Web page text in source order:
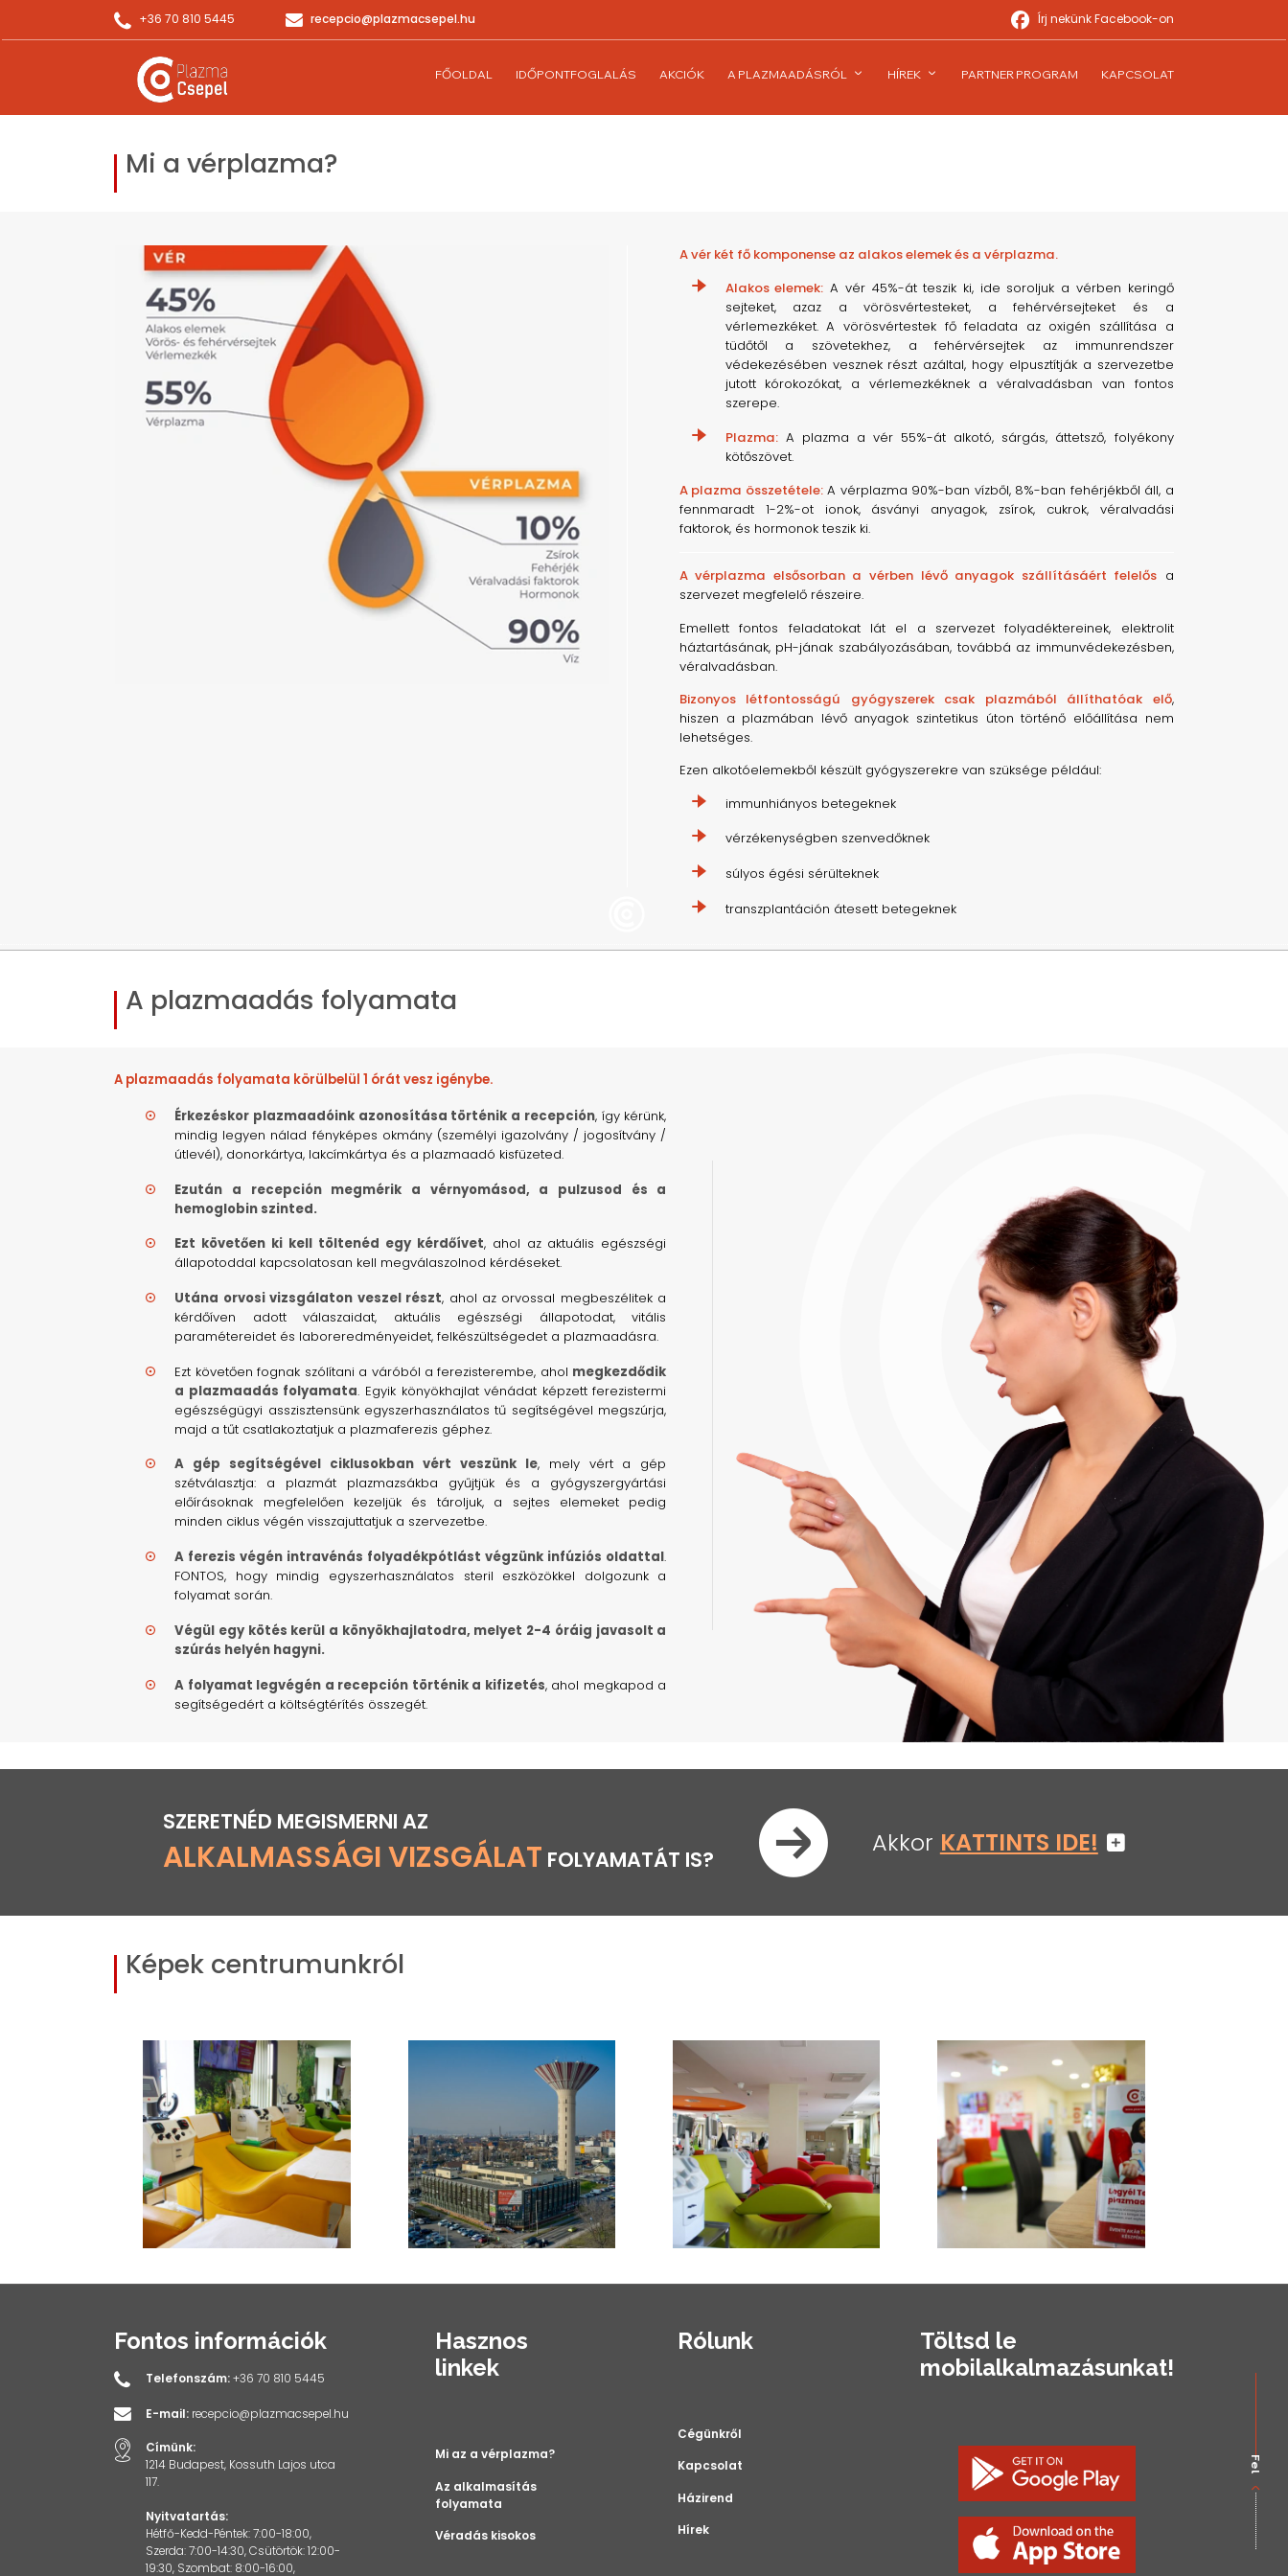
+36 70 810 5445 recepcio@plazmacsepel.hu Írj nekünk Facebook-on
FŐOLDAL IDŐPONTFOGLALÁS AKCIÓK A PLAZMAADÁSRÓL HÍREK PARTNER PROGRAM KAPCSOLAT
Mi a vérplazma?
A vér két fő komponense az alakos elemek és a vérplazma.
Alakos elemek: A vér 45%-át teszik ki, ide soroljuk a vérben keringő
sejteket, azaz a vörösvértesteket, a fehérvérsejteket és a
vérlemezkéket. A vörösvértestek fő feladata az oxigén szállítása a
tüdőtől a szövetekhez, a fehérvérsejtek az immunrendszer
védekezésében vesznek részt azáltal, hogy elpusztítják a szervezetbe
jutott kórokozókat, a vérlemezkéknek a véralvadásban van fontos
szerepe.
Plazma:A plazma a vér 55%-át alkotó, sárgás, áttetsző, folyékony
kötőszövet.
A plazma összetétele:A vérplazma 90%-ban vízből, 8%-ban fehérjékből áll, a
fennmaradt 1-2%-ot ionok, ásványi anyagok, zsírok, cukrok, véralvadási
faktorok, és hormonok teszik ki.
A vérplazma elsősorban a vérben lévő anyagok szállításáért felelős a
szervezet megfelelő részeire.
Emellett fontos feladatokat lát el a szervezet folyadéktereinek, elektrolit
háztartásának, pH-jának szabályozásában, továbbá az immunvédekezésben,
véralvadásban.
Bizonyos létfontosságú gyógyszerek csak plazmából állíthatóak elő,
hiszen a plazmában lévő anyagok szintetikus úton történő előállítása nem
lehetséges.
Ezen alkotóelemekből készült gyógyszerekre van szüksége például:
immunhiányos betegeknek
vérzékenységben szenvedőknek
súlyos égési sérülteknek
transzplantáción átesett betegeknek
A plazmaadás folyamata
A plazmaadás folyamata körülbelül 1 órát vesz igénybe.
Érkezéskor plazmaadóink azonosítása történik a recepción, így kérünk,
mindig legyen nálad fényképes okmány (személyi igazolvány / jogosítvány /
útlevél), donorkártya, lakcímkártya és a plazmaadó kisfüzeted.
Ezután a recepción megmérik a vérnyomásod, a pulzusod és a
hemoglobin szinted.
Ezt követően ki kell töltenéd egy kérdőívet, ahol az aktuális egészségi
állapotoddal kapcsolatosan kell megválaszolnod kérdéseket.
Utána orvosi vizsgálaton veszel részt, ahol az orvossal megbeszélitek a
kérdőíven adott válaszaidat, aktuális egészségi állapotodat, vitális
paramétereidet és laboreredményeidet, felkészültségedet a plazmaadásra.
Ezt követően fognak szólítani a váróból a ferezisterembe, ahol megkezdődik
a plazmaadás folyamata. Egyik könyökhajlat vénádat képzett ferezistermi
egészségügyi asszisztensünk egyszerhasználatos tű segítségével megszúrja,
majd a tűt csatlakoztatjuk a plazmaferezis géphez.
A gép segítségével ciklusokban vért veszünk le, mely vért a gép
szétválasztja: a plazmát plazmazsákba gyűjtjük és a gyógyszergyártási
előírásoknak megfelelően kezeljük és tároljuk, a sejtes elemeket pedig
minden ciklus végén visszajuttatjuk a szervezetbe.
A ferezis végén intravénás folyadékpótlást végzünk infúziós oldattal.
FONTOS, hogy mindig egyszerhasználatos steril eszközökkel dolgozunk a
folyamat során.
Végül egy kötés kerül a könyökhajlatodra, melyet 2-4 óráig javasolt a
szúrás helyén hagyni.
A folyamat legvégén a recepción történik a kifizetés, ahol megkapod a
segítségedért a költségtérítés összegét.
SZERETNÉD MEGISMERNI AZ
ALKALMASSÁGI VIZSGÁLAT FOLYAMATÁT IS?
Akkor KATTINTS IDE!
Képek centrumunkról
Fontos információk
Telefonszám:+36 70 810 5445
E-mail: recepcio@plazmacsepel.hu
Címünk:
1214 Budapest, Kossuth Lajos utca
117.
Nyitvatartás:
Hétfő-Kedd-Péntek: 7:00-18:00,
Szerda: 7:00-14:30, Csütörtök: 12:00-
19:30, Szombat: 8:00-16:00,
Hasznos
linkek
Mi az a vérplazma?
Az alkalmasítás
folyamata
Véradás kisokos
Rólunk
Cégünkről
Kapcsolat
Házirend
Hírek
Töltsd le
mobilalkalmazásunkat!
Fel